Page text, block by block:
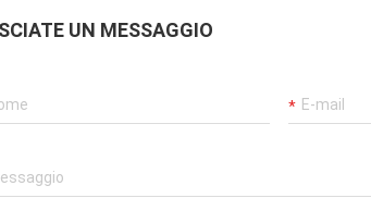
UN MESSAGGIO